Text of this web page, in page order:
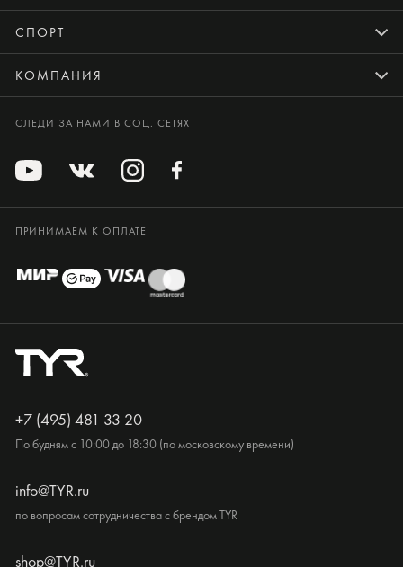
СПОРТ
КОМПАНИЯ
СЛЕДИ ЗА НАМИ В СОЦ. СЕТЯХ
ПРИНИМАЕМ К ОПЛАТЕ
+7 (495) 481 33 20
По будням с 10:00 до 18:30 (по московскому времени)
info@TYR.ru
по вопросам сотрудничества с брендом TYR
shop@TYR.ru